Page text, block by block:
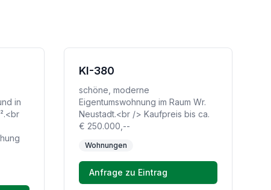
in
KI-380
schöne, moderne
Eigentumswohnung im Raum Wr.
Neustadt.<br /> Kaufpreis bis ca.
€ 250.000,--
Wohnungen
Anfrage zu Eintrag